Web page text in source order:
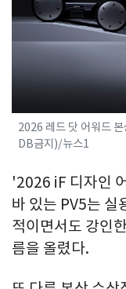
2026 레드 닷 어워드
DB금지)/뉴스1
'2026 iF 디자인
바 있는 PV5는 실
적이면서도 강인
름을 올렸다.